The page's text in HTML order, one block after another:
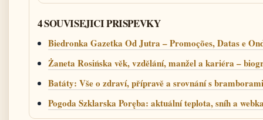
4 SOUVISEJICI PRISPEVKY
Biedronka Gazetka Od Jutra – Promoções, Datas e
Żaneta Rosińska věk, vzdělání, manžel a kariéra –
Batáty: Vše o zdraví, přípravě a srovnání s bramborami
Pogoda Szklarska Poręba: aktuální teplota, sníh a